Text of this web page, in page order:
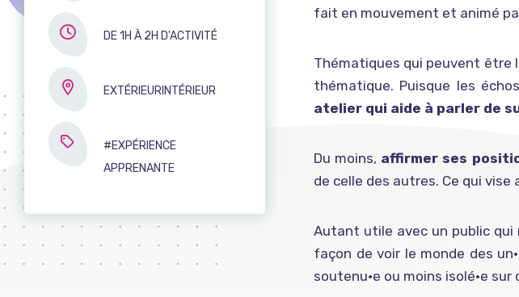
DE 1H À 2H D'ACTIVITÉ
EXTÉRIEURINTÉRIEUR
#EXPÉRIENCE
APPRENANTE
fait en mouvement et animé
Thématiques qui peuvent être
thématique. Puisque les
atelier qui aide à parler de
Du moins, affirmer ses
de celle des autres. Ce qui
Autant utile avec un public qui
façon de voir le monde des
soutenu·e ou moins isolé·e